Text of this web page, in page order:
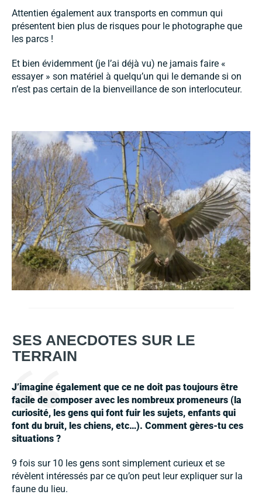
Attentien également aux transports en commun qui
présentent bien plus de risques pour le photographe que
les parcs !
Et bien évidemment (je l’ai déjà vu) ne jamais faire «
essayer » son matériel à quelqu’un qui le demande si on
n’est pas certain de la bienveillance de son interlocuteur.
SES ANECDOTES SUR LE
TERRAIN
J’imagine également que ce ne doit pas toujours être
facile de composer avec les nombreux promeneurs (la
curiosité, les gens qui font fuir les sujets, enfants qui
font du bruit, les chiens, etc…). Comment gères-tu ces
situations ?
9 fois sur 10 les gens sont simplement curieux et se
révèlent intéressés par ce qu’on peut leur expliquer sur la
faune du lieu.